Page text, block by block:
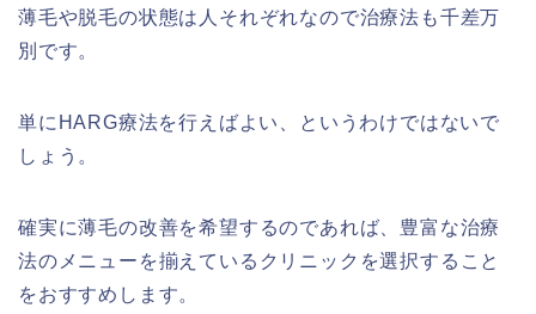
薄毛や脱毛の状態は人それぞれなので治療法も千差万
別です。
単にHARG療法を行えばよい、というわけではないで
しょう。
確実に薄毛の改善を希望するのであれば、豊富な治療
法のメニューを揃えているクリニックを選択すること
をおすすめします。